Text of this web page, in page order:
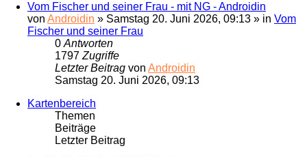
Vom Fischer und seiner Frau - mit NG - Androidin
von Androidin » Samstag 20. Juni 2026, 09:13 » in Vom
Fischer und seiner Frau
0 Antworten
1797 Zugriffe
Letzter Beitrag von Androidin
Samstag 20. Juni 2026, 09:13
Kartenbereich
Themen
Beiträge
Letzter Beitrag